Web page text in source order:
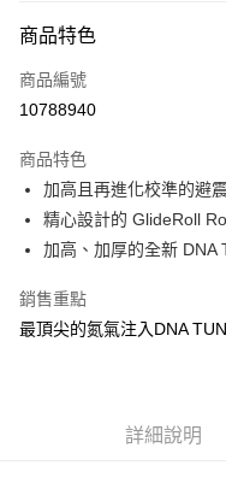
信用卡一次付款
ATM付款
運送方式
宅配
每筆NT$100，滿
商品特色
商品編號
10788940
商品特色
加高且再進化校準的避
精心設計的 GlideRoll
加高、加厚的全新 DNA
銷售重點
最頂尖的氮氣注入DNA
詳細說明